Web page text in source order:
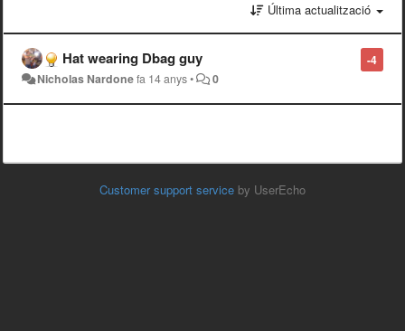
Última actualització
-4
Hat wearing Dbag guy
Nicholas Nardonefa 14 anys• 0
Customer support service by UserEcho